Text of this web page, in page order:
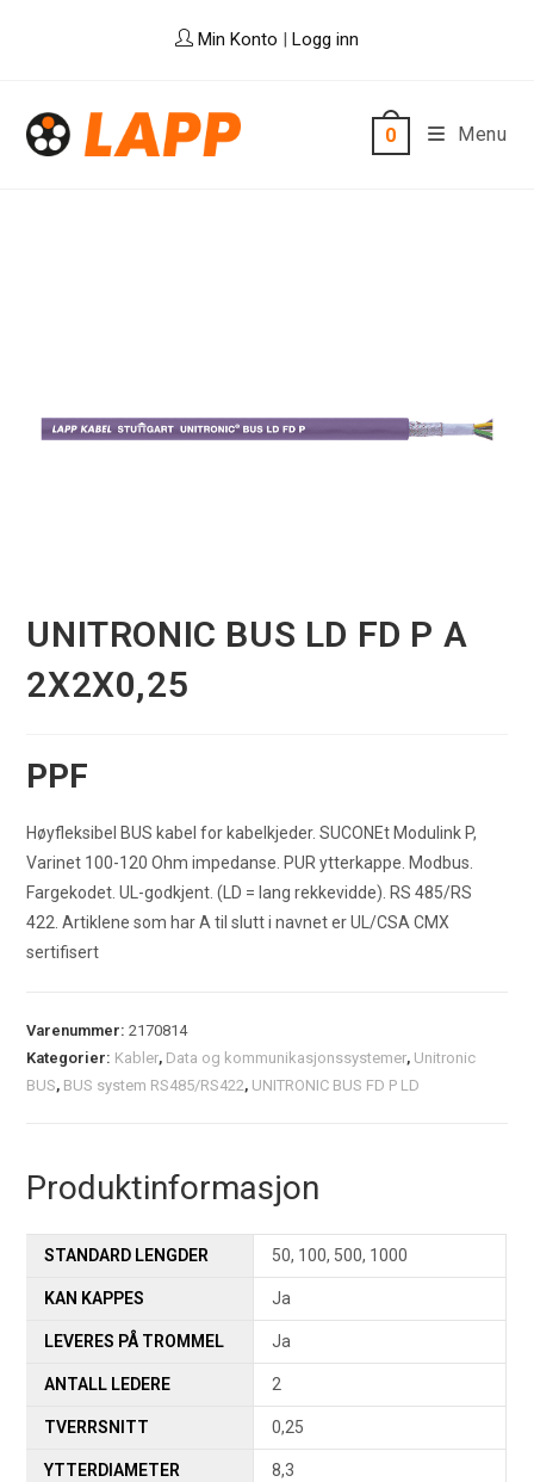
Min Konto | Logg inn
0 Menu
UNITRONIC BUS LD FD P A
2X2X0,25
PPF
Høyfleksibel BUS kabel for kabelkjeder. SUCONEt Modulink P,
Varinet 100-120 Ohm impedanse. PUR ytterkappe. Modbus.
Fargekodet. UL-godkjent. (LD = lang rekkevidde). RS 485/RS
422. Artiklene som har A til slutt i navnet er UL/CSA CMX
sertifisert
Varenummer:2170814
Kategorier: Kabler, Data og kommunikasjonssystemer, Unitronic
BUS, BUS system RS485/RS422, UNITRONIC BUS FD P LD
Produktinformasjon
STANDARD LENGDER 50, 100, 500, 1000
KAN KAPPES Ja
LEVERES PÅ TROMMEL Ja
ANTALL LEDERE 2
TVERRSNITT 0,25
YTTERDIAMETER 8,3